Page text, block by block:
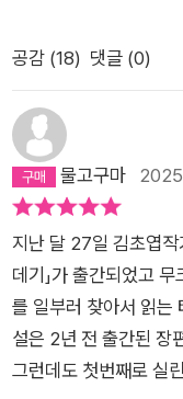
독립된 자아는 감정도
신체적 특성도 변한다.
만 공존할 수 있는 희
는 내가 될 수 있고 주
이 아닌 사고 영역의 확
가장 큰 장점이라 생각
운 세계가, 그렇기에 얼
06쪽)우리가 사는 세
만 인간의 문명이 아닌
진동으로 기록하는 「
하는 외계 생명체 이야
계에서는 그런 방어막
과 어떤 존재도 타자를
래서 소설을 읽는 긴장
읽는것은 상상할 수 있
그 세계가 우리 사회의
계의 화해와 공존의 힘
이상하고 슬프지만 따
없이 그가 만들어낸 세
각하게 되는 것이다.어
가 되기를 꿈꿔요. 그
을 이루죠. 하지만 승
다. 즉 낯섬은 다름을
있다.남을 인식하지 못
있을 수 없다. 변화는
으면 갈등도 없다. 갈등
다.이런 갈등을 어떻게
해서 앞으로 어떤 삶
가능성, 이것이 낯섬
다. 불안을 안정으로 해
정에서 수많은 갈등이
그러므로 SF소설은
공감 (18) 댓글 (0)
물고구마
지난 달 27일 김초엽작
데기」가 출간되었고
를 일부러 찾아서 읽는
설은 2년 전 출간된 장
그런데도 첫번째로 실